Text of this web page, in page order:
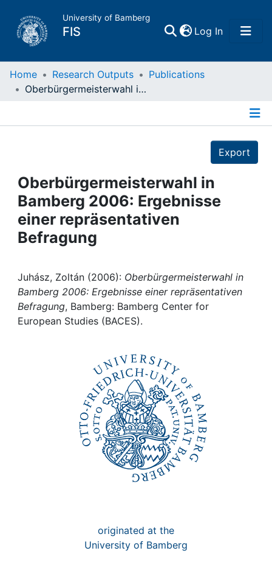
University of Bamberg
FIS Log In(current)
Home
Projects
People
Institutions
Awards
My FIS
Home Research Outputs
Publications
Oberbürgermeisterwahl in Bamberg 2006: Ergebnisse einer repräsentativen Befragung
Export
Oberbürgermeisterwahl in
Bamberg 2006: Ergebnisse
einer repräsentativen
Befragung
Juhász, Zoltán (2006): Oberbürgermeisterwahl in
Bamberg 2006: Ergebnisse einer repräsentativen
Befragung, Bamberg: Bamberg Center for
European Studies (BACES).
originated at the
University of Bamberg